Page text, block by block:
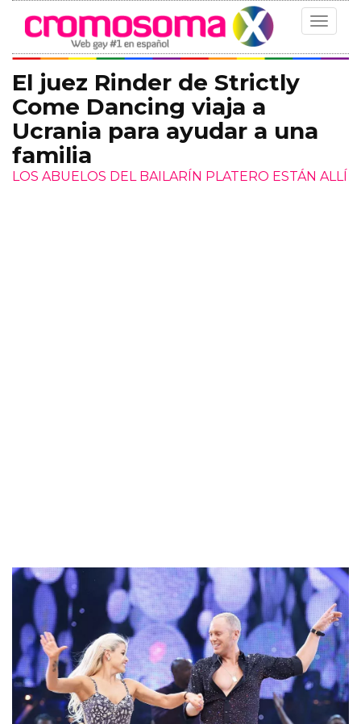
Toggle
El juez Rinder de Strictly
Come Dancing viaja a
Ucrania para ayudar a una
familia
LOS ABUELOS DEL BAILARÍN PLATERO ESTÁN ALLÍ